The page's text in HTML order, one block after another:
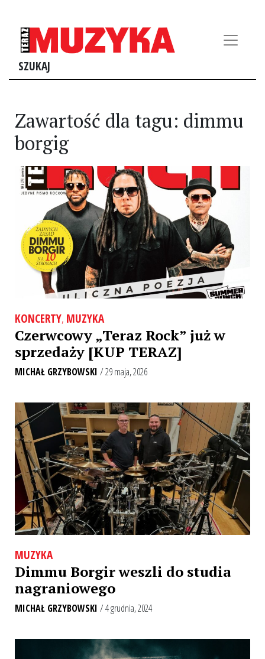
SZUKAJ
Zawartość dla tagu: dimmu
borgig
KONCERTY, MUZYKA
Czerwcowy „Teraz Rock” już w
sprzedaży [KUP TERAZ]
MICHAŁ GRZYBOWSKI / 29 maja, 2026
MUZYKA
Dimmu Borgir weszli do studia
nagraniowego
MICHAŁ GRZYBOWSKI / 4 grudnia, 2024